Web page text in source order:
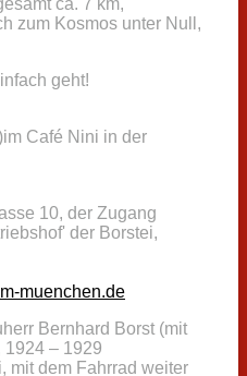
ca. 7 km,
zum Kosmos unter Null,
geht!
Café Nini in der
10, der Zugang
der Borstei,
muenchen.de
Bernhard Borst (mit
1924 – 1929
mit dem Fahrrad weiter